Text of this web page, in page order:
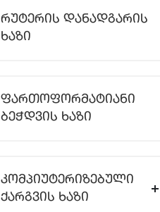
ᲠᲣᲢᲔᲠᲘᲡ ᲓᲐᲜᲐᲓᲒᲐᲠᲘᲡ
ᲮᲐᲖᲘ
ᲤᲐᲠᲗᲝᲤᲝᲠᲛᲐᲢᲘᲐᲜᲘ
ᲑᲔᲭᲓᲕᲘᲡ ᲮᲐᲖᲘ
ᲙᲝᲛᲞᲘᲣᲢᲔᲠᲘᲖᲔᲑᲣᲚᲘ
ᲥᲐᲠᲒᲕᲘᲡ ᲮᲐᲖᲘ